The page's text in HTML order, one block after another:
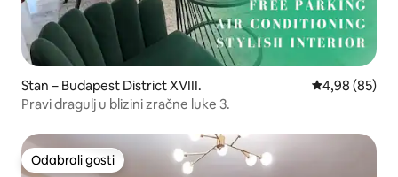
Stan – Budapest District XVIII. Prosječna
4,98 (85)
Pravi dragulj u blizini zračne luke 3.
Odabrali gosti
Odabrali gosti